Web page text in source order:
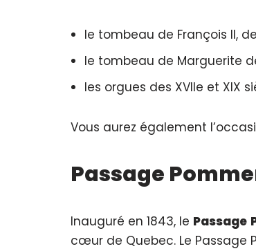
le tombeau de François II,
le tombeau de Marguerite
les orgues des XVIIe et XIX
Vous aurez également
Passage
Inauguré en 1843, le Passage
cœur de Quebec. Le Passage